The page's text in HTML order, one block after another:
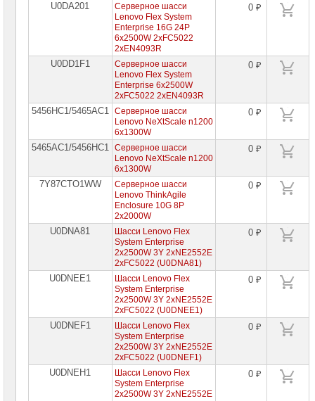
U0DA201
Серверное шасси
Lenovo Flex System
Enterprise 16G 24P
6x2500W 2xFC5022
2xEN4093R
0 ₽
U0DD1F1
Серверное шасси
Lenovo Flex System
Enterprise 6x2500W
2xFC5022 2xEN4093R
0 ₽
5456HC1/5465AC1 Серверное шасси
Lenovo NeXtScale n1200
6x1300W
0 ₽
5465AC1/5456HC1 Серверное шасси
Lenovo NeXtScale n1200
6x1300W
0 ₽
7Y87CTO1WW
Серверное шасси
Lenovo ThinkAgile
Enclosure 10G 8P
2x2000W
0 ₽
U0DNA81
Шасси Lenovo Flex
System Enterprise
2x2500W 3Y 2xNE2552E
2xFC5022 (U0DNA81)
0 ₽
U0DNEE1
Шасси Lenovo Flex
System Enterprise
2x2500W 3Y 2xNE2552E
2xFC5022 (U0DNEE1)
0 ₽
U0DNEF1
Шасси Lenovo Flex
System Enterprise
2x2500W 3Y 2xNE2552E
2xFC5022 (U0DNEF1)
0 ₽
U0DNEH1
Шасси Lenovo Flex
System Enterprise
2x2500W 3Y 2xNE2552E
0 ₽